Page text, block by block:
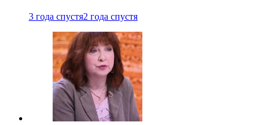
3 года спустя2 года спустя